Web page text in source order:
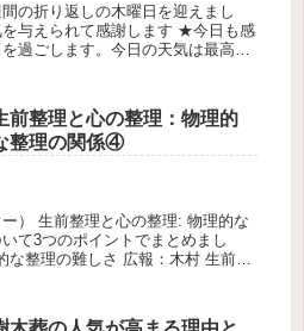
の折り返しの木曜日を迎えまし
与えられて感謝します ★今日も感
過ごします。今日の天気は最高気
前整理と心の整理：物理的
整理の関係④
） 生前整理と心の整理: 物理的な
て3つのポイントでまとめまし
整理の難しさ 広報：木村 生前整